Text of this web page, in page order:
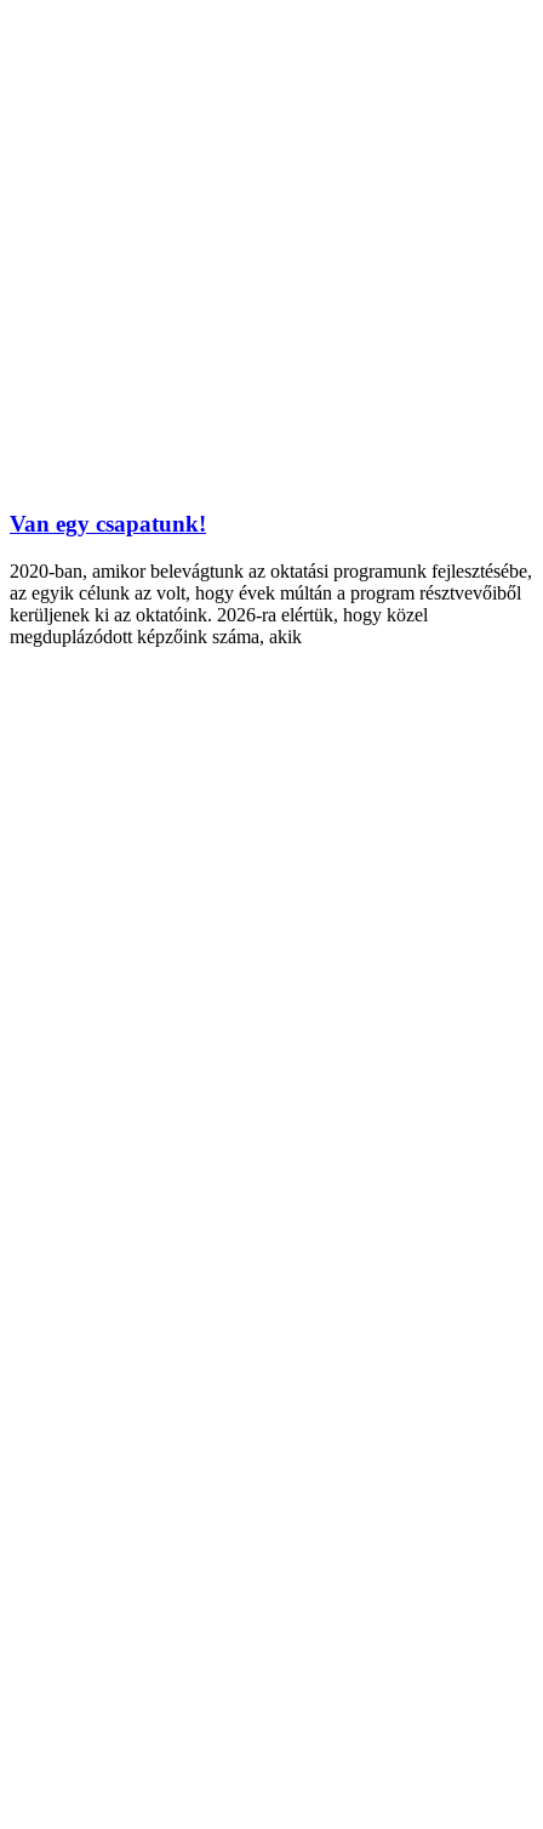
Van egy csapatunk!
2020-ban, amikor belevágtunk az oktatási programunk fejlesztésébe,
az egyik célunk az volt, hogy évek múltán a program résztvevőiből
kerüljenek ki az oktatóink. 2026-ra elértük, hogy közel
megduplázódott képzőink száma, akik